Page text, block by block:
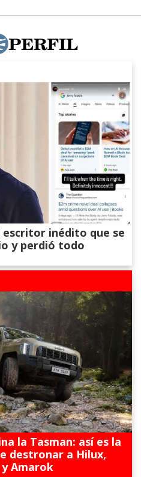
inédito que se
y perdió todo
la Tasman: así es la
destronar a Hilux,
Amarok